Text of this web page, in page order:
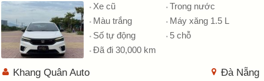
Xe cũ
Trong nước
Màu trắng
Máy xăng 1.5 L
Số tự động
5 chỗ
Đã đi 30,000 km
Đà Nẵng
Khang Quân Auto